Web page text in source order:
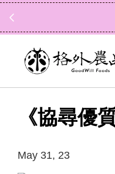
《協尋優
May 31, 23